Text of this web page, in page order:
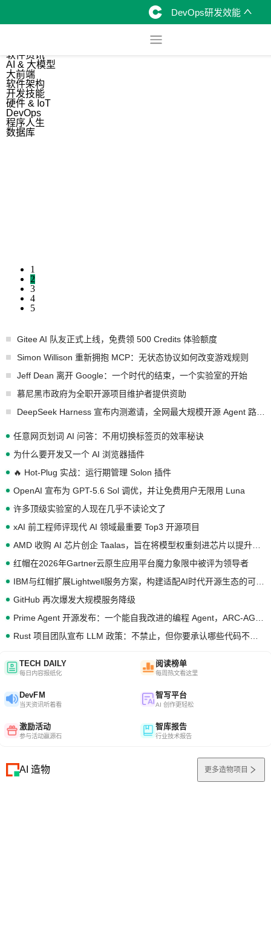
DevOps研发效能
软件资讯
AI & 大模型
大前端
软件架构
开发技能
硬件 & IoT
DevOps
程序人生
数据库
1
2
3
4
5
Gitee AI 队友正式上线，免费领 500 Credits 体验额度
Simon Willison 重新拥抱 MCP：无状态协议如何改变游戏规则
Jeff Dean 离开 Google：一个时代的结束，一个实验室的开始
慕尼黑市政府为全职开源项目维护者提供资助
任意网页划词 AI 问答：不用切换标签页的效率秘诀
为什么要开发又一个 AI 浏览器插件
🔥 Hot-Plug 实战：运行期管理 Solon 插件
OpenAI 宣布为 GPT-5.6 Sol 调优，并让免费用户无限用 Luna
许多顶级实验室的人现在几乎不读论文了
xAI 前工程师评现代 AI 领域最重要 Top3 开源项目
红帽在2026年Gartner云原生应用平台魔力象限中被评为领导者
GitHub 再次爆发大规模服务降级
TECH DAILY
每日内容报纸化
阅读榜单
每周热文看这里
DevFM
当天资讯听着看
智写平台
AI 创作更轻松
激励活动
参与活动赢源石
智库报告
行业技术报告
AI 造物 更多造物项目